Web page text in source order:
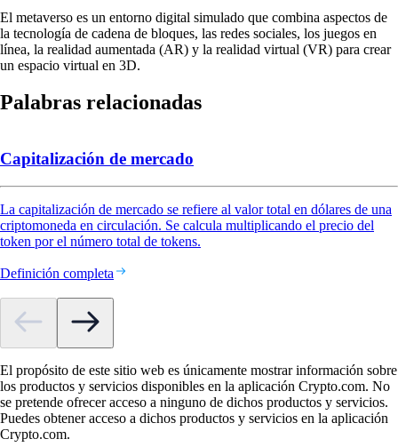
El metaverso es un entorno digital simulado que combina aspectos de
la tecnología de cadena de bloques, las redes sociales, los juegos en
línea, la realidad aumentada (AR) y la realidad virtual (VR) para crear
un espacio virtual en 3D.
Palabras relacionadas
Capitalización de mercado
La capitalización de mercado se refiere al valor total en dólares de una
criptomoneda en circulación. Se calcula multiplicando el precio del
token por el número total de tokens.
Definición completa
El propósito de este sitio web es únicamente mostrar información sobre
los productos y servicios disponibles en la aplicación Crypto.com. No
se pretende ofrecer acceso a ninguno de dichos productos y servicios.
Puedes obtener acceso a dichos productos y servicios en la aplicación
Crypto.com.